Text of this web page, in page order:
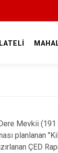
Mevkii (191
planlanan
ÇED